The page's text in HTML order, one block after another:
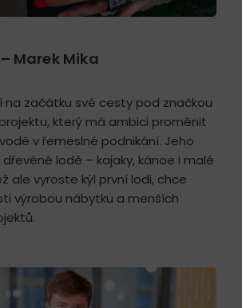
Marek Mika
na začátku své cesty pod značkou
který má ambici proměnit
v řemeslné podnikání. Jeho
lodě – kajaky, kánoe i malé
ale vyroste kýl první lodi, chce
výrobou nábytku a menších